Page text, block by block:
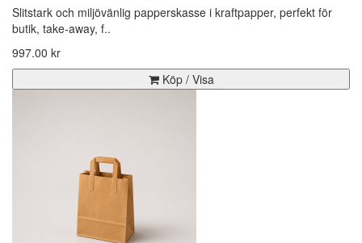
Slitstark och miljövänlig papperskasse i kraftpapper, perfekt för
butik, take-away, f..
997.00 kr
Köp / Visa